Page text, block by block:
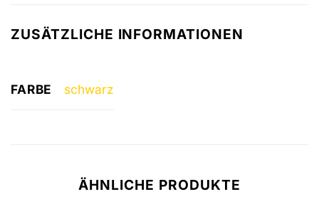
ZUSÄTZLICHE INFORMATIONEN
FARBE schwarz
ÄHNLICHE PRODUKTE